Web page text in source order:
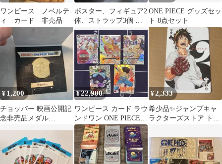
ワンピース ノベルテ
ィ カード 非売品
ポスター、フィギュア2
体、ストラップ3個 デ
スクアソート未開封で
す！
ONE PIECE グッズセッ
ト 8点セット
¥ 1,200
チョッパー 映画公開記
念非売品メダル
¥22,900
ワンピース カード ラウ
ンドワン ONE PIECE
ROUND1 ナミ ロビン
¥2,333
希少品✨ジャンプキャ
ラクターズストア トラ
ンズプラン